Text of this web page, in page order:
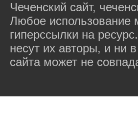
Чеченский сайт,
Любое использование
гиперссылки на
несут их авторы, и ни
сайта может не